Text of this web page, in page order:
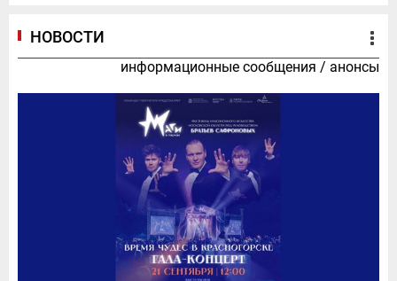
НОВОСТИ
информационные сообщения / анонсы